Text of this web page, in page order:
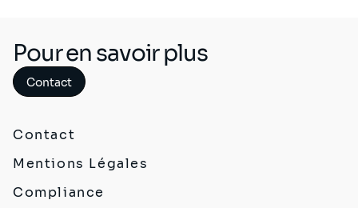
Pour en savoir plus
Contact
Contact
Mentions Légales
Compliance